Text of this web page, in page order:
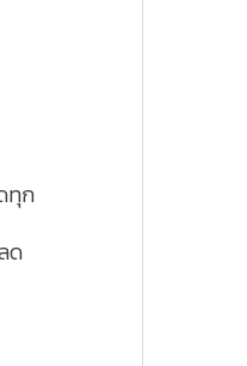
ทุก
ด